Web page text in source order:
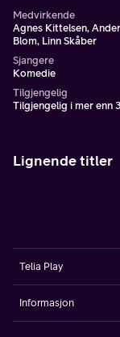
Medvirkende
Agnes Kittelsen,
Blom, Linn Skåber
Sjangere
Komedie
Tilgjengelig
Tilgjengelig i mer enn
Lignende titler
Telia Play
Informasjon